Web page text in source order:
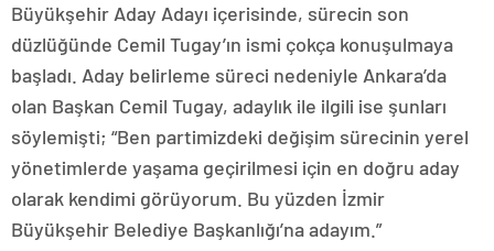
Büyükşehir Aday Adayı içerisinde, sürecin son
düzlüğünde Cemil Tugay’ın ismi çokça konuşulmaya
başladı. Aday belirleme süreci nedeniyle Ankara’da
olan Başkan Cemil Tugay, adaylık ile ilgili ise şunları
söylemişti; “Ben partimizdeki değişim sürecinin yerel
yönetimlerde yaşama geçirilmesi için en doğru aday
olarak kendimi görüyorum. Bu yüzden İzmir
Büyükşehir Belediye Başkanlığı’na adayım.”